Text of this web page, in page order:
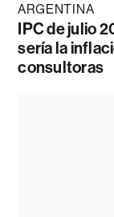
ARGENTINA
IPC de julio
sería la
consultoras